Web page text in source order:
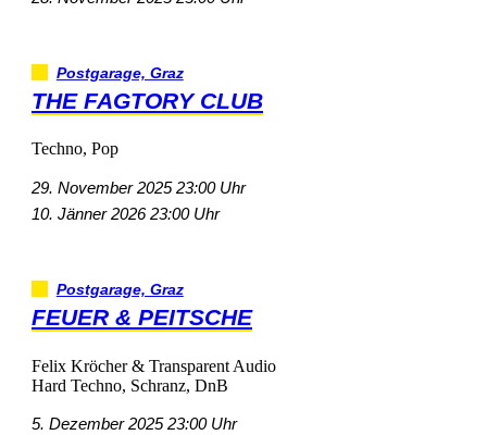
Postgarage,Graz
THEFAGTORYCLUB
Techno,Pop
29.November202523:00Uhr
10.Jänner202623:00Uhr
Postgarage,Graz
FEUER&PEITSCHE
FelixKröcher&TransparentAudio
HardTechno,Schranz,DnB
5.Dezember202523:00Uhr